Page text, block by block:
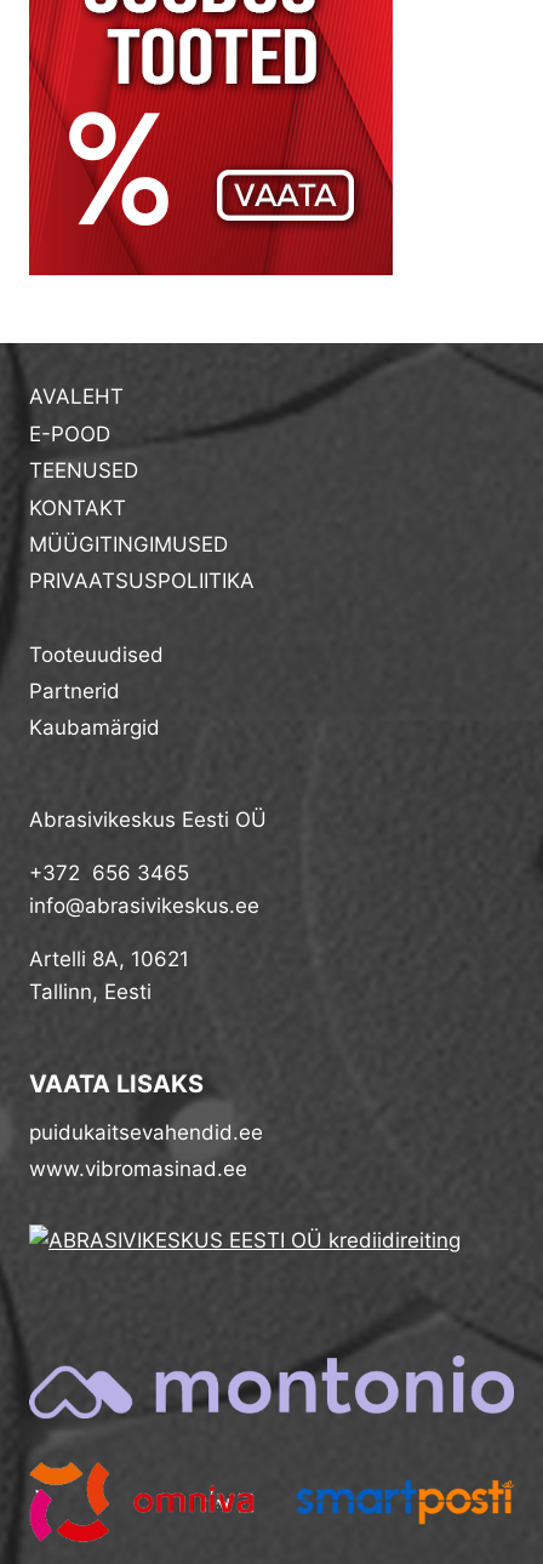
AVALEHT
E-POOD
TEENUSED
KONTAKT
MÜÜGITINGIMUSED
PRIVAATSUSPOLIITIKA
Tooteuudised
Partnerid
Kaubamärgid
Abrasivikeskus Eesti OÜ
+372 656 3465
info@abrasivikeskus.ee
Artelli 8A, 10621
Tallinn, Eesti
VAATA LISAKS
puidukaitsevahendid.ee
www.vibromasinad.ee